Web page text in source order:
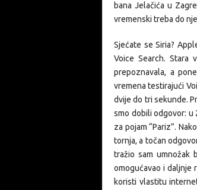
bana Jelačića u
vremenski treba do
Sjećate se Siria?
Voice Search. Stara
prepoznavala, a
vremena testirajući
dvije do tri sekunde.
smo dobili odgovor: u
za pojam “Pariz”.
tornja, a točan
tražio sam umnožak
omogućavao i daljnje
koristi vlastitu